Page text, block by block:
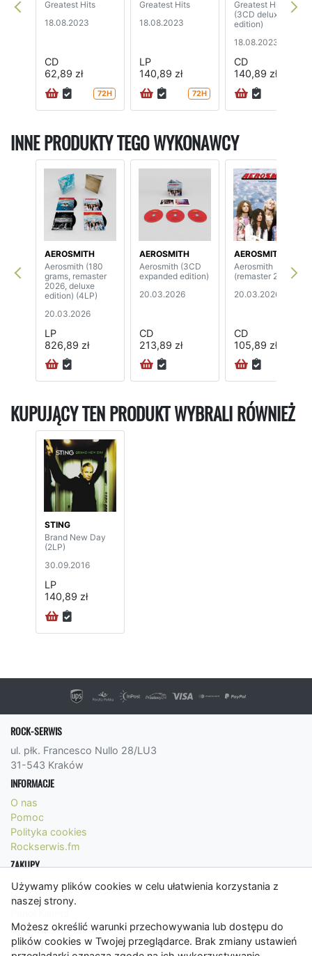
Używamy plików cookies w celu ułatwienia korzystania z
naszej strony.
Możesz określić warunki przechowywania lub dostępu do
plików cookies w Twojej przeglądarce. Brak zmiany ustawień
Greatest Hits
18.08.2023
CD
62,89 zł
72H
Greatest Hits
18.08.2023
LP
140,89 zł
72H
Greatest Hits
(3CD deluxe
edition)
18.08.2023
CD
140,89 zł
INNE PRODUKTY TEGO WYKONAWCY
AEROSMITH
Aerosmith (180
grams, remaster
2026, deluxe
edition) (4LP)
20.03.2026
LP
826,89 zł
AEROSMITH
Aerosmith (3CD
expanded edition)
20.03.2026
CD
213,89 zł
AEROSMITH
Aerosmith
(remaster 2026)
20.03.2026
CD
105,89 zł
KUPUJĄCY TEN PRODUKT WYBRALI RÓWNIEŻ
STING
Brand New Day
(2LP)
30.09.2016
LP
140,89 zł
ROCK-SERWIS
ul. płk. Francesco Nullo 28/LU3
31-543 Kraków
INFORMACJE
O nas
Pomoc
Polityka cookies
Rockserwis.fm
ZAKUPY
Formy płatności
Koszty wysyłki
Regulamin
KONTAKT